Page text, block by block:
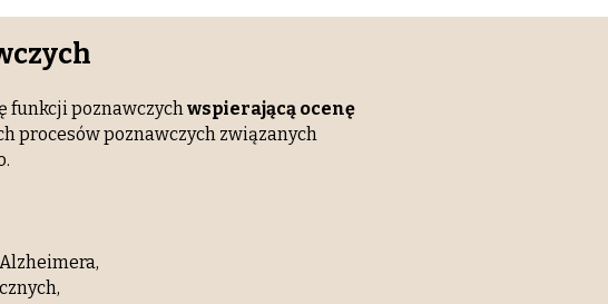
funkcji poznawczychwspierającą ocenę
procesów poznawczych związanych